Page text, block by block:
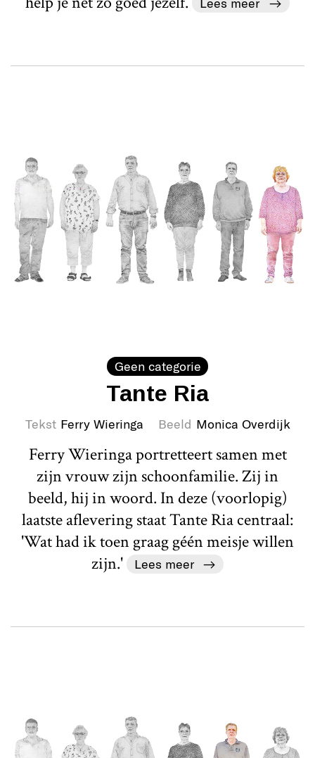
Geen categorie
Tante Ria
Tekst Ferry Wieringa Beeld Monica Overdijk
Ferry Wieringa portretteert samen met
zijn vrouw zijn schoonfamilie. Zij in
beeld, hij in woord. In deze (voorlopig)
laatste aflevering staat Tante Ria centraal:
'Wat had ik toen graag géén meisje willen
zijn.'
Lees meer